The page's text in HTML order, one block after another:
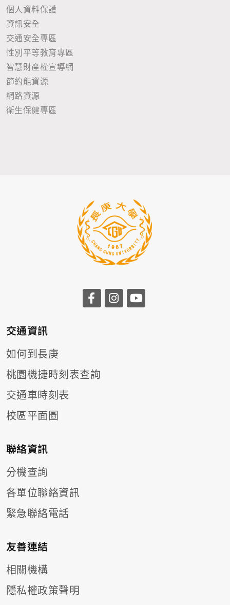
個人資料保護
資訊安全
交通安全專區
性別平等教育專區
智慧財產權宣導網
節約能資源
網路資源
衛生保健專區
前往長庚大學facebook
前往長庚大學
交通資訊
如何到長庚
桃園機捷時刻表查詢
交通車時刻表
校區平面圖
聯絡資訊
分機查詢
各單位聯絡資訊
緊急聯絡電話
友善連結
相關機構
隱私權政策聲明